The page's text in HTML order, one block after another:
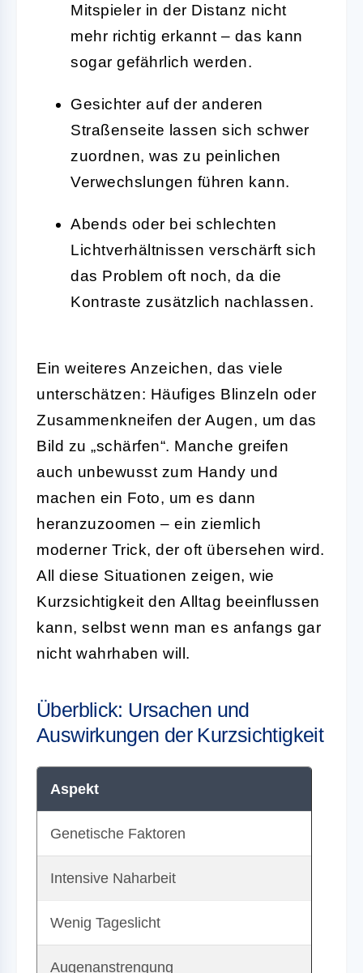
Mitspieler in der Distanz nicht
mehr richtig erkannt – das kann
sogar gefährlich werden.
Gesichter auf der anderen
Straßenseite lassen sich schwer
zuordnen, was zu peinlichen
Verwechslungen führen kann.
Abends oder bei schlechten
Lichtverhältnissen verschärft sich
das Problem oft noch, da die
Kontraste zusätzlich nachlassen.
Ein weiteres Anzeichen, das viele
unterschätzen: Häufiges Blinzeln oder
Zusammenkneifen der Augen, um das
Bild zu „schärfen“. Manche greifen
auch unbewusst zum Handy und
machen ein Foto, um es dann
heranzuzoomen – ein ziemlich
moderner Trick, der oft übersehen wird.
All diese Situationen zeigen, wie
Kurzsichtigkeit den Alltag beeinflussen
kann, selbst wenn man es anfangs gar
nicht wahrhaben will.
Überblick: Ursachen und
Auswirkungen der Kurzsichtigkeit
Aspekt
Genetische Faktoren
Intensive Naharbeit
Wenig Tageslicht
Augenanstrengung